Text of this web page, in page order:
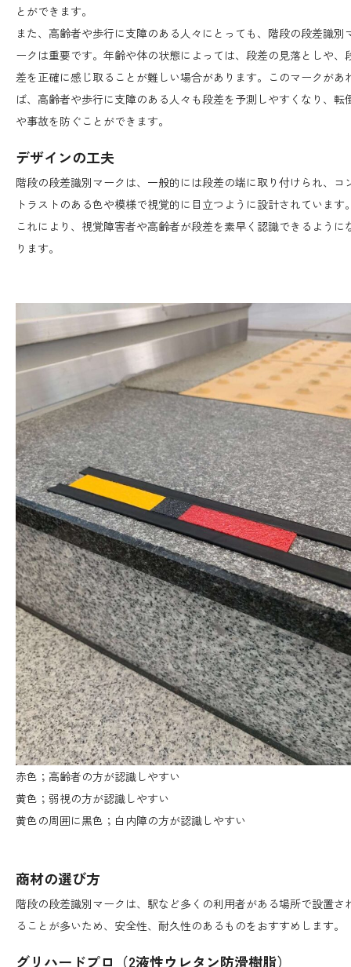
とができます。
また、高齢者や歩行に支障のある人々にとっても、階段の段差識別
ークは重要です。年齢や体の状態によっては、段差の見落としや、
差を正確に感じ取ることが難しい場合があります。このマークがあ
ば、高齢者や歩行に支障のある人々も段差を予測しやすくなり、転
や事故を防ぐことができます。
デザインの工夫
階段の段差識別マークは、一般的には段差の端に取り付けられ、コ
トラストのある色や模様で視覚的に目立つように設計されています
これにより、視覚障害者や高齢者が段差を素早く認識できるように
ります。
赤色；高齢者の方が認識しやすい
黄色；弱視の方が認識しやすい
黄色の周囲に黒色；白内障の方が認識しやすい
商材の選び方
階段の段差識別マークは、駅など多くの利用者がある場所で設置さ
ることが多いため、安全性、耐久性のあるものをおすすめします。
グリハードプロ（2液性ウレタン防滑樹脂）